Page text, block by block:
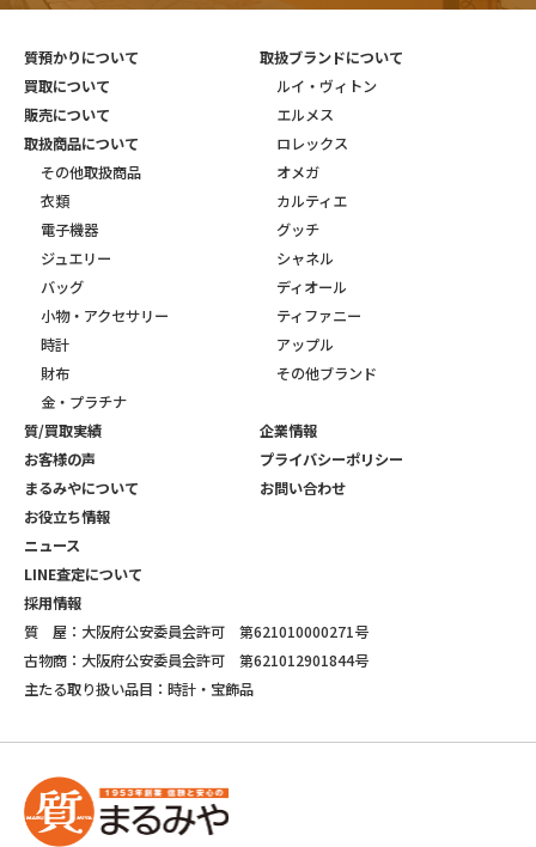
質預かりについて
買取について
販売について
取扱商品について
その他取扱商品
衣類
電子機器
ジュエリー
バッグ
小物・アクセサリー
時計
財布
金・プラチナ
取扱ブランドについて
ルイ・ヴィトン
エルメス
ロレックス
オメガ
カルティエ
グッチ
シャネル
ディオール
ティファニー
アップル
その他ブランド
質/買取実績
お客様の声
まるみやについて
お役立ち情報
ニュース
LINE査定について
採用情報
企業情報
プライバシーポリシー
お問い合わせ
質 屋：大阪府公安委員会許可 第621010000271号
古物商：大阪府公安委員会許可 第621012901844号
主たる取り扱い品目：時計・宝飾品